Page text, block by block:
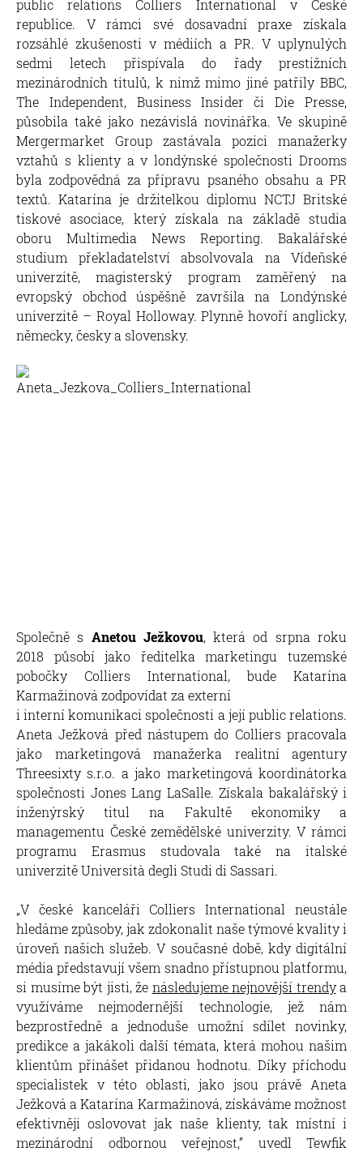
public relations Colliers International v České
republice. V rámci své dosavadní praxe získala
rozsáhlé zkušenosti v médiích a PR. V uplynulých
sedmi letech přispívala do řady prestižních
mezinárodních titulů, k nimž mimo jiné patřily BBC,
The Independent, Business Insider či Die Presse,
působila také jako nezávislá novinářka. Ve skupině
Mergermarket Group zastávala pozici manažerky
vztahů s klienty a v londýnské společnosti Drooms
byla zodpovědná za přípravu psaného obsahu a PR
textů. Katarína je držitelkou diplomu NCTJ Britské
tiskové asociace, který získala na základě studia
oboru Multimedia News Reporting. Bakalářské
studium překladatelství absolvovala na Vídeňské
univerzitě, magisterský program zaměřený na
evropský obchod úspěšně završila na Londýnské
univerzitě – Royal Holloway. Plynně hovoří anglicky,
německy, česky a slovensky.
Společně s Anetou Ježkovou, která od srpna roku
2018 působí jako ředitelka marketingu tuzemské
pobočky Colliers International, bude Katarína
Karmažinová zodpovídat za externí
i interní komunikaci společnosti a její public relations.
Aneta Ježková před nástupem do Colliers pracovala
jako marketingová manažerka realitní agentury
Threesixty s.r.o. a jako marketingová koordinátorka
společnosti Jones Lang LaSalle. Získala bakalářský i
inženýrský titul na Fakultě ekonomiky a
managementu České zemědělské univerzity. V rámci
programu Erasmus studovala také na italské
univerzitě Università degli Studi di Sassari.
„V české kanceláři Colliers International neustále
hledáme způsoby, jak zdokonalit naše týmové kvality i
úroveň našich služeb. V současné době, kdy digitální
média představují všem snadno přístupnou platformu,
si musíme být jisti, že následujeme nejnovější trendya
využíváme nejmodernější technologie, jež nám
bezprostředně a jednoduše umožní sdílet novinky,
predikce a jakákoli další témata, která mohou našim
klientům přinášet přidanou hodnotu. Díky příchodu
specialistek v této oblasti, jako jsou právě Aneta
Ježková a Katarína Karmažinová, získáváme možnost
efektivněji oslovovat jak naše klienty, tak místní i
mezinárodní odbornou veřejnost,” uvedl Tewfik